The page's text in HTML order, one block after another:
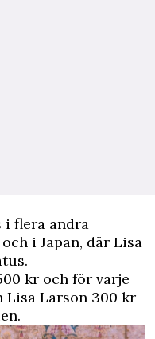
i flera andra
i Japan, där Lisa
kr och för varje
Lisa Larson 300 kr